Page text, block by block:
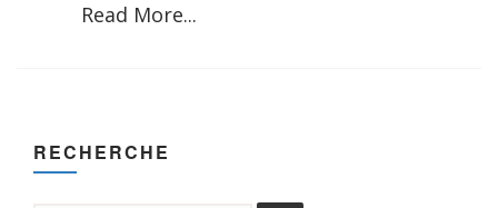
Read More...
RECHERCHE